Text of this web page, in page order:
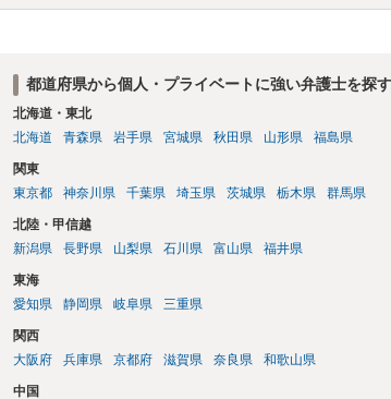
罰金に処する。
都道府県から個人・プライベートに強い弁護士を探す
北海道・東北
北海道
青森県 岩手県 宮城県 秋田県 山形県 福島県
関東
東京都
神奈川県 千葉県 埼玉県 茨城県 栃木県 群馬県
北陸・甲信越
新潟県
長野県 山梨県 石川県 富山県 福井県
東海
愛知県
静岡県 岐阜県 三重県
関西
大阪府
兵庫県 京都府 滋賀県 奈良県 和歌山県
中国